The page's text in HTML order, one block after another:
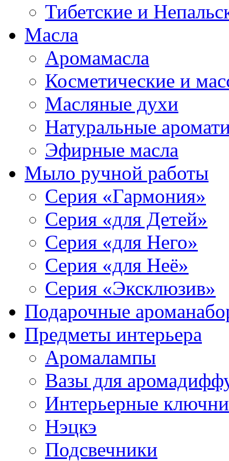
Тибетские и
Масла
Аромамасла
Косметические и
Масляные духи
Натуральные
Эфирные масла
Мыло ручной работы
Серия «Гармония»
Серия «для Детей»
Серия «для Него»
Серия «для Неё»
Серия «Эксклюзив»
Подарочные
Предметы интерьера
Аромалампы
Вазы для
Интерьерные
Нэцкэ
Подсвечники